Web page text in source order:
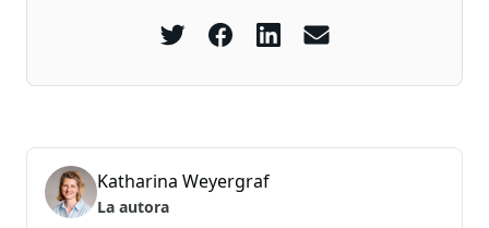
Katharina Weyergraf
La autora